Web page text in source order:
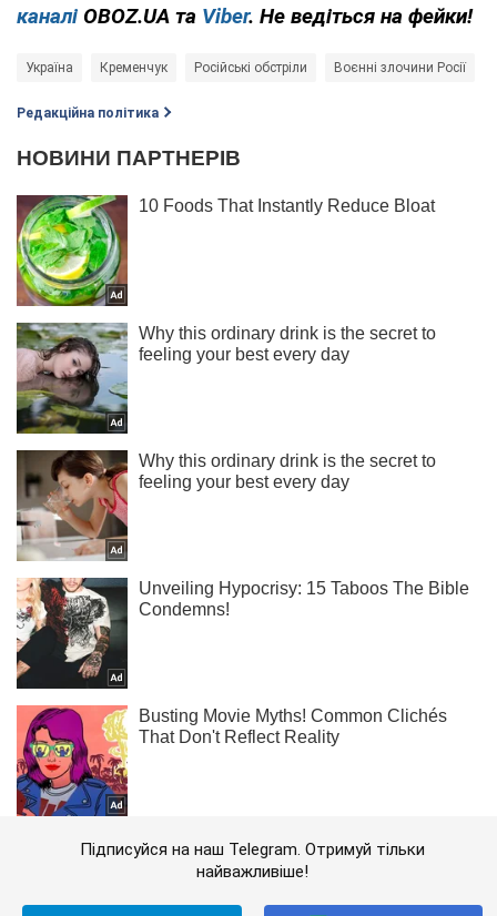
каналі OBOZ.UA та Viber. Не ведіться на фейки!
Україна Кременчук Російські обстріли Воєнні злочини Росії
Редакційна політика
Підписуйся на наш Telegram. Отримуй тільки
найважливіше!